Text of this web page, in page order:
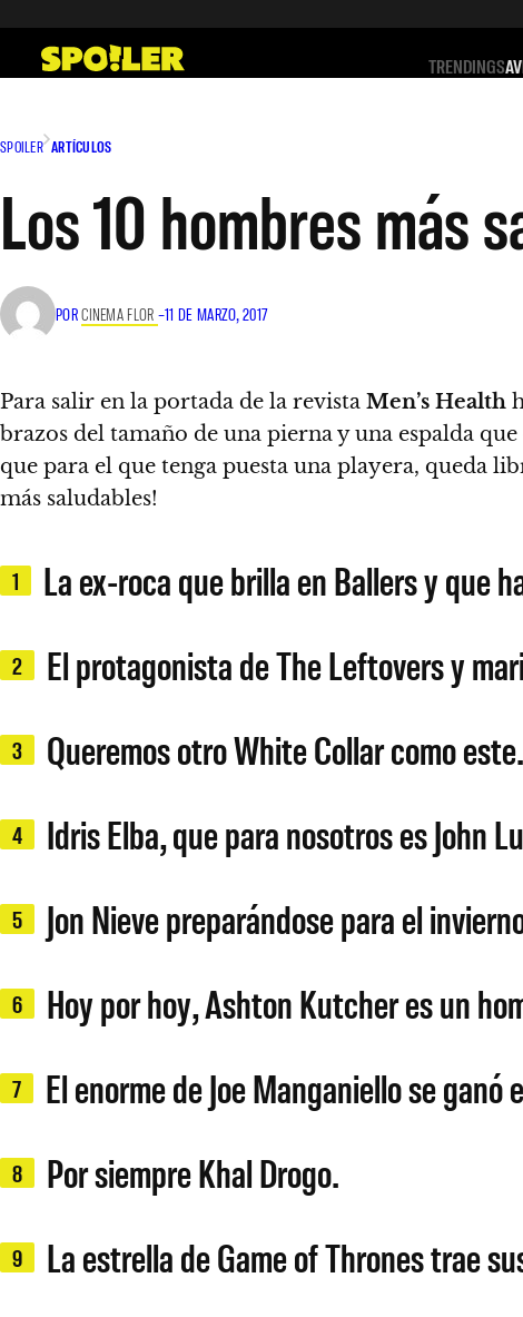
contenido
TRENDINGS
SPOILER ARTÍCULOS
Los 10 hombres más
PORCINEMA FLOR –11 DE MARZO, 2017
Para salir en la portada de la revista Men’s Health
brazos del tamaño de una pierna y una espalda
que para el que tenga puesta una playera, queda
más saludables!
1 La ex-roca que brilla en Ballers y que
2 El protagonista de The Leftovers y
3 Queremos otro White Collar como este.
4 Idris Elba, que para nosotros es John
5 Jon Nieve preparándose para el
6 Hoy por hoy, Ashton Kutcher es un
7 El enorme de Joe Manganiello se
8 Por siempre Khal Drogo.
9 La estrella de Game of Thrones trae